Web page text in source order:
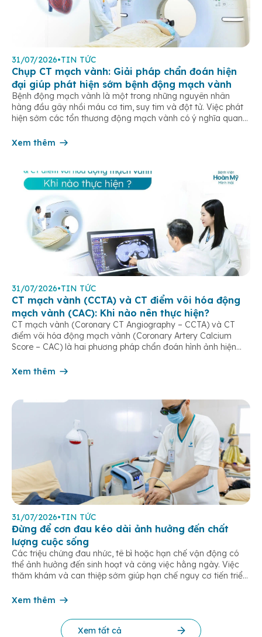
31/07/2026•TIN TỨC
Chụp CT mạch vành: Giải pháp chẩn đoán hiện
đại giúp phát hiện sớm bệnh động mạch vành
Bệnh động mạch vành là một trong những nguyên nhân
hàng đầu gây nhồi máu cơ tim, suy tim và đột tử. Việc phát
hiện sớm các tổn thương động mạch vành có ý nghĩa quan
nguy hiểm. Hiện nay, chụp CT mạch […]
Xem thêm
31/07/2026•TIN TỨC
CT mạch vành (CCTA) và CT điểm vôi hóa động
mạch vành (CAC): Khi nào nên thực hiện?
CT mạch vành (Coronary CT Angiography – CCTA) và CT
điểm vôi hóa động mạch vành (Coronary Artery Calcium
Score – CAC) là hai phương pháp chẩn đoán hình ảnh hiện
động mạch vành. Hai loại CT thường được sử dụng CT […]
Xem thêm
31/07/2026•TIN TỨC
Đừng để cơn đau kéo dài ảnh hưởng đến chất
lượng cuộc sống
Các triệu chứng đau nhức, tê bì hoặc hạn chế vận động có
thể ảnh hưởng đến sinh hoạt và công việc hằng ngày. Việc
thăm khám và can thiệp sớm giúp hạn chế nguy cơ tiến triển
dạng khớp. Hãy để […]
Xem thêm
Xem tất cả